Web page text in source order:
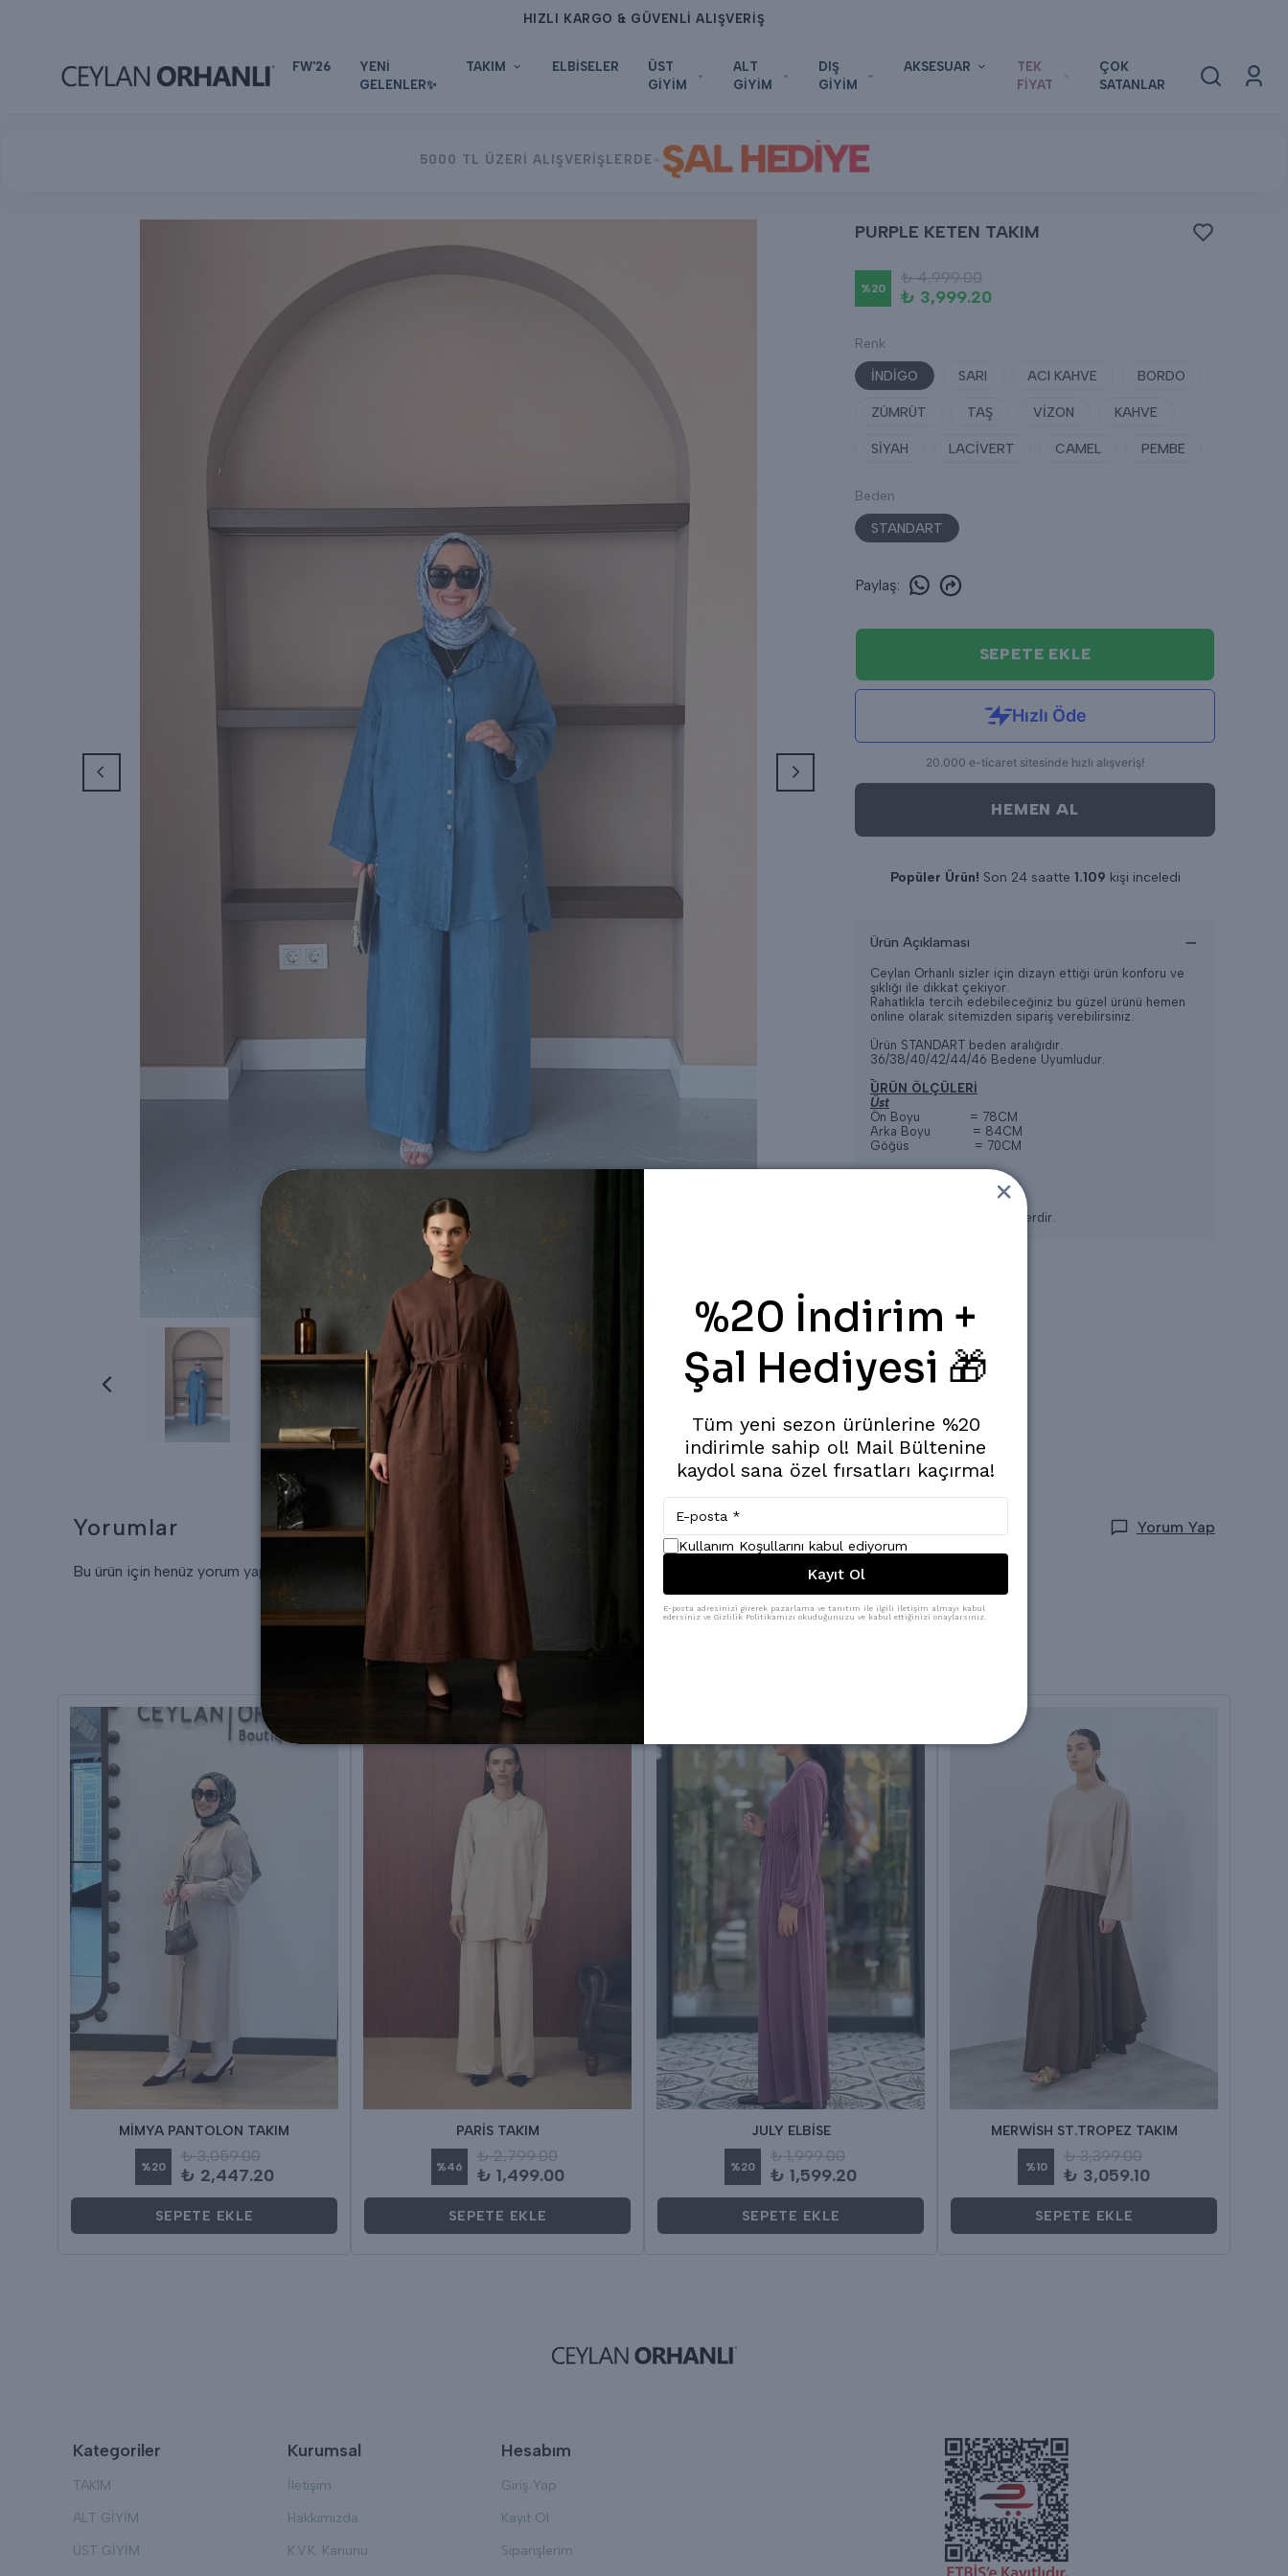
HIZLI KARGO & GÜVENLİ ALIŞVERİŞ
FW'26
YENİ
GELENLER✨
TAKIM ELBİSELER
ÜST
GİYİM
ALT
GİYİM
DIŞ
GİYİM
AKSESUAR
TEK
FİYAT
ÇOK
SATANLAR
5000 TL ÜZERİ ALIŞVERİŞLERDE ŞAL HEDİYE
PURPLE KETEN TAKIM
%20
₺ 4,999.00
₺ 3,999.20
Renk
İNDİGO
SARI ACI KAHVE BORDO
ZÜMRÜT TAŞ VİZON KAHVE
SİYAH LACİVERT CAMEL PEMBE
Beden
STANDART
Paylaş:
SEPETE EKLE
HEMEN AL
Popüler Ürün! Son 24 saatte 1.109 kişi inceledi
Ürün Açıklaması
Ceylan Orhanlı sizler için dizayn ettiği ürün konforu ve
şıklığı ile dikkat çekiyor.
Rahatlıkla tercih edebileceğiniz bu güzel ürünü hemen
online olarak sitemizden sipariş verebilirsiniz.
Ürün STANDART beden aralığıdır.
36/38/40/42/44/46 Bedene Uyumludur.
ÜRÜN ÖLÇÜLERİ
Üst
Ön Boyu = 78CM
Arka Boyu = 84CM
Göğüs = 70CM
Boy =106CM
bedene ait ölçülerdir.
Yorumlar Yorum Yap
Bu ürün için henüz yorum yapılmamış.
MİMYA PANTOLON TAKIM
%20
₺ 3,059.00
₺ 2,447.20
SEPETE EKLE
PARİS TAKIM
%46
₺ 2,799.00
₺ 1,499.00
SEPETE EKLE
JULY ELBİSE
%20
₺ 1,999.00
₺ 1,599.20
SEPETE EKLE
MERWİSH ST.TROPEZ TAKIM
%10
₺ 3,399.00
₺ 3,059.10
SEPETE EKLE
Kategoriler
TAKIM
ALT GİYİM
ÜST GİYİM
Kurumsal
İletişim
Hakkımızda
K.V.K. Kanunu
Hesabım
Giriş Yap
Kayıt Ol
Siparişlerim
%20 İndirim +
Şal Hediyesi 🎁
Tüm yeni sezon ürünlerine %20
indirimle sahip ol! Mail Bültenine
kaydol sana özel fırsatları kaçırma!
Kullanım Koşullarını kabul ediyorum
Kayıt Ol
E-posta adresinizi girerek pazarlama ve tanıtım ile ilgili iletişim almayı kabul
edersiniz ve Gizlilik Politikamızı okuduğunuzu ve kabul ettiğinizi onaylarsınız.